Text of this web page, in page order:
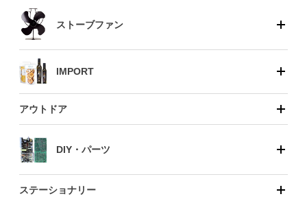
ストーブファン
IMPORT
アウトドア
DIY・パーツ
ステーショナリー